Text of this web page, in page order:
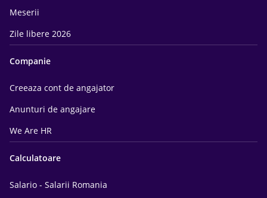
Meserii
Zile libere 2026
Companie
Creeaza cont de angajator
Anunturi de angajare
We Are HR
Calculatoare
Salario - Salarii Romania